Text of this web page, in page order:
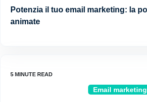
Potenzia il tuo email marketing: la
animate
Email